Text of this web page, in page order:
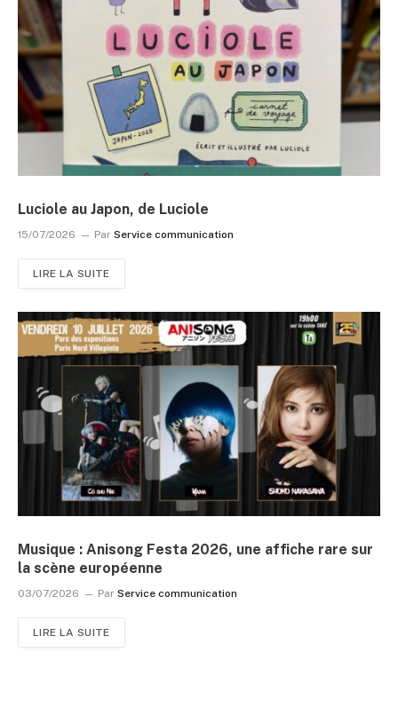
Luciole au Japon, de Luciole
15/07/2026 Par Service communication
LIRE LA SUITE
Musique : Anisong Festa 2026, une affiche rare sur
la scène européenne
03/07/2026 Par Service communication
LIRE LA SUITE